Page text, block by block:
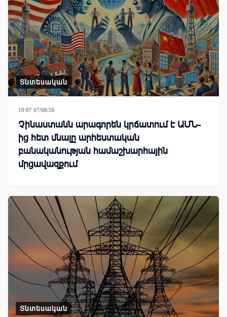
Տնտեսական
19:07 07/08/26
Չինաստանն արագորեն կրճատում է ԱՄՆ-
ից հետ մնալը արհեստական
բանականության համաշխարհային
մրցավազքում
Տնտեսական